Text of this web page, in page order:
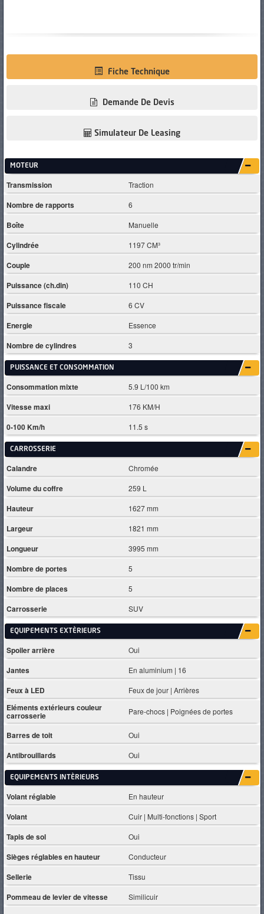
Fiche Technique
Demande De Devis
Simulateur De Leasing
MOTEUR
Transmission Traction
Nombre de rapports 6
Boîte Manuelle
Cylindrée 1197 CM³
Couple 200 nm 2000 tr/min
Puissance (ch.din) 110 CH
Puissance fiscale 6 CV
Energie Essence
Nombre de cylindres 3
PUISSANCE ET CONSOMMATION
Consommation mixte 5.9 L/100 km
Vitesse maxi 176 KM/H
0-100 Km/h 11.5 s
CARROSSERIE
Calandre Chromée
Volume du coffre 259 L
Hauteur 1627 mm
Largeur 1821 mm
Longueur 3995 mm
Nombre de portes 5
Nombre de places 5
Carrosserie SUV
EQUIPEMENTS EXTÈRIEURS
Spoiler arrière Oui
Jantes En aluminium | 16
Feux à LED Feux de jour | Arrières
Eléments extérieurs couleur
carrosserie Pare-chocs | Poignées de portes
Barres de toit Oui
Antibrouillards Oui
EQUIPEMENTS INTÈRIEURS
Volant réglable En hauteur
Volant Cuir | Multi-fonctions | Sport
Tapis de sol Oui
Sièges réglables en hauteur Conducteur
Sellerie Tissu
Pommeau de levier de vitesse Similicuir